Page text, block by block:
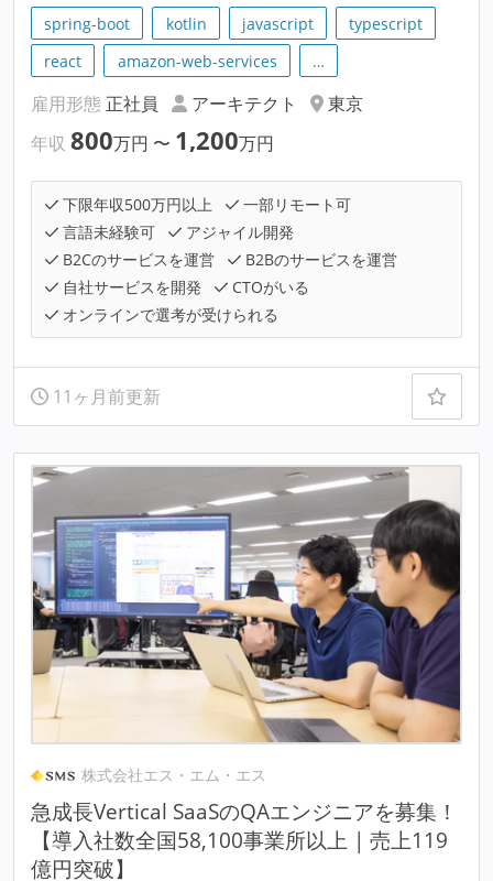
spring-boot kotlin javascript
typescript
react
amazon-web-services …
雇用形態 正社員 アーキテクト
東京
年収 800万円 〜 1,200万円
下限年収500万円以上
一部リモート可
言語未経験可
アジャイル開発
B2Cのサービスを運営
B2Bのサービスを運営
自社サービスを開発
CTOがいる
オンラインで選考が受けられる
11ヶ月前更新
株式会社エス・エム・エス
急成長Vertical SaaSのQAエンジニアを募集！
【導入社数全国58,100事業所以上 | 売上119
億円突破】